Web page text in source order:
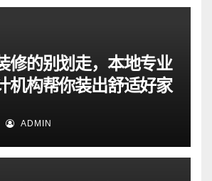
修的别划走，本地专业
机构帮你装出舒适好家
ADMIN